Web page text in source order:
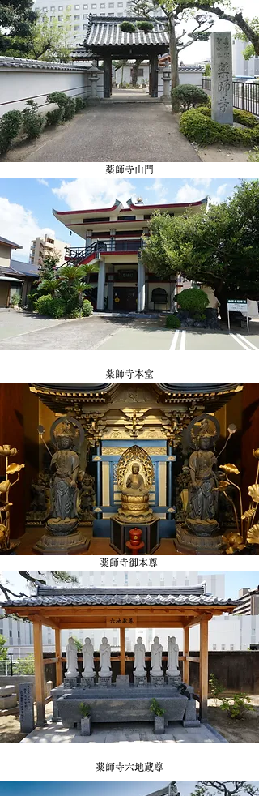
薬師寺​山門
薬師寺本堂
薬師寺​六地蔵尊
薬師寺​御本尊